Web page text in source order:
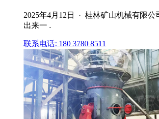
2025年4月12日 · 桂林矿山机械有限
出来一 .
联系电话: 180 3780 8511